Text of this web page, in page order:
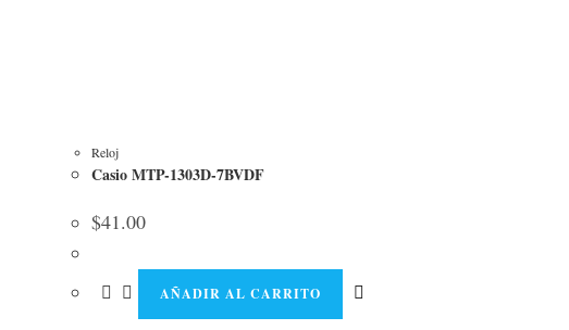
Reloj
Casio MTP-1303D-7BVDF
$41.00
AÑADIR AL CARRITO